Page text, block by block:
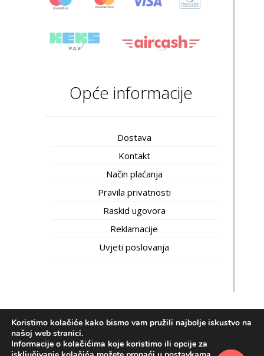
Opće informacije
Dostava
Kontakt
Način plaćanja
Pravila privatnosti
Raskid ugovora
Reklamacije
Uvjeti poslovanja
Inti trgovina © 2020. Izrada web shopa: kT dizajn
Koristimo kolačiće kako bismo vam pružili najbolje iskustvo na
našoj web stranici.
Informacije o kolačićima koje koristimo ili opcije za
Bosnian( Bosanski) Hrvatski